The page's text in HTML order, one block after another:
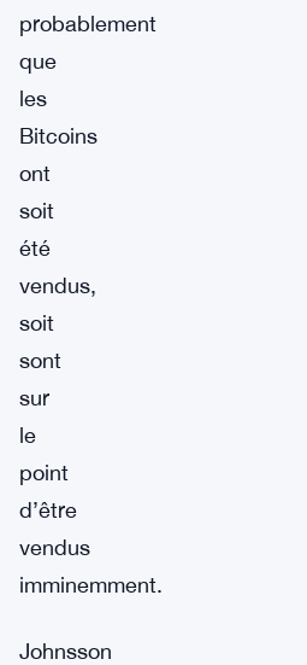
probablement
que
les
Bitcoins
ont
soit
été
vendus,
soit
sont
sur
le
point
d’être
vendus
imminemment.
Johnsson